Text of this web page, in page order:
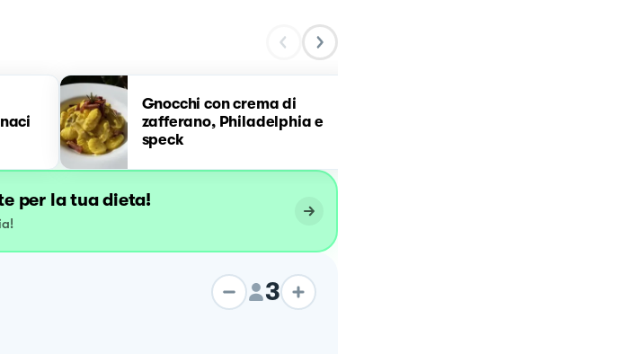
Gnocchi con crema di
zafferano, Philadelphia e
speck
per la tua dieta!
3